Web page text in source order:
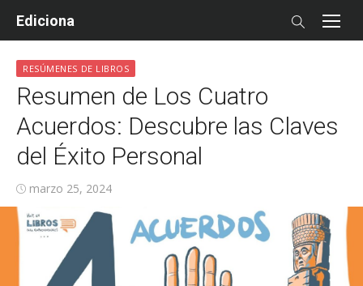
Ediciona
RESÚMENES DE LIBROS
Resumen de Los Cuatro
Acuerdos: Descubre las Claves
del Éxito Personal
Posted
on
marzo 25, 2024